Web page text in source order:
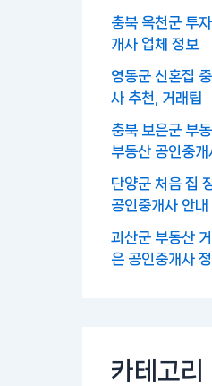
충북 옥천군 투
개사 업체 정보
영동군 신혼집
사 추천, 거래팁
충북 보은군 부
부동산 공인중
단양군 처음 집
공인중개사 안내
괴산군 부동산
은 공인중개사
카테고리